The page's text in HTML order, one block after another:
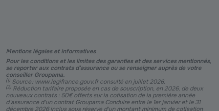
Mentions légales et informatives
Pour les conditions et les limites des garanties et des services mentionnés,
se reporter aux contrats d’assurance ou se renseigner auprès de votre
conseiller Groupama.
(1) Source : www.legifrance.gouv.fr consulté en juillet 2026.
(2) Réduction tarifaire proposée en cas de souscription, en 2026, de deux
nouveaux contrats : 50€ offerts sur la cotisation de la première année
d’assurance d'un contrat Groupama Conduire entre le 1er janvier et le 31
décembre 2026 inclus sous réserve d'un montant minimum de cotisation